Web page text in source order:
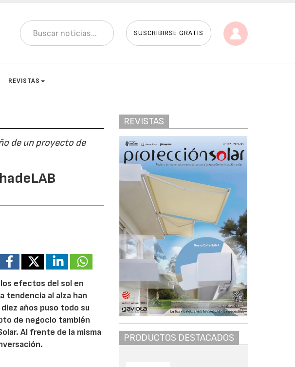
SUSCRIBIRSE GRATIS
REVISTAS
de un proyecto de
efectos del sol en
tendencia al alza han
años puso todo su
de negocio también
Al frente de la misma
REVISTAS
PRODUCTOS DESTACADOS